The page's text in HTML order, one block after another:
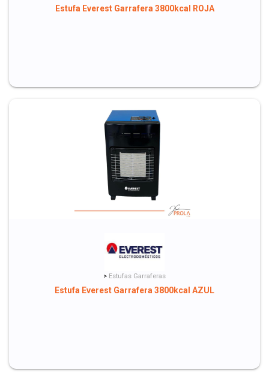
Estufa Everest Garrafera 3800kcal ROJA
> Estufas Garraferas
Estufa Everest Garrafera 3800kcal AZUL